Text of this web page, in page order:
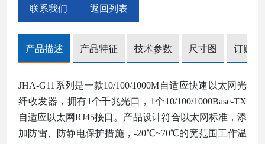
联系我们 返回列表
产品描述 产品特征 技术参数 尺寸图 订购信
JHA-G11 系列 是一款10/100/1000M自适应快速以太网光
纤收发器， 拥有1个千兆光口，1个10/100/1000Base-TX
自适应以太网RJ45接口。产品设计符合以太网标准，添
加防雷、防静电保护措施，-20℃~70℃的宽范围工作温